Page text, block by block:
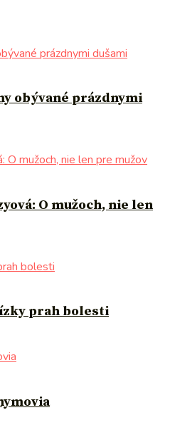
obývané prázdnymi
O mužoch, nie len
prah bolesti